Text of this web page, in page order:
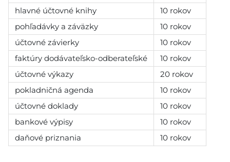
hlavné účtovné knihy
10 rokov
pohľadávky a záväzky
10 rokov
účtovné závierky
10 rokov
faktúry dodávateľsko-odberateľské
10 rokov
účtovné výkazy
20 rokov
pokladničná agenda
10 rokov
účtovné doklady
10 rokov
bankové výpisy
10 rokov
daňové priznania
10 rokov